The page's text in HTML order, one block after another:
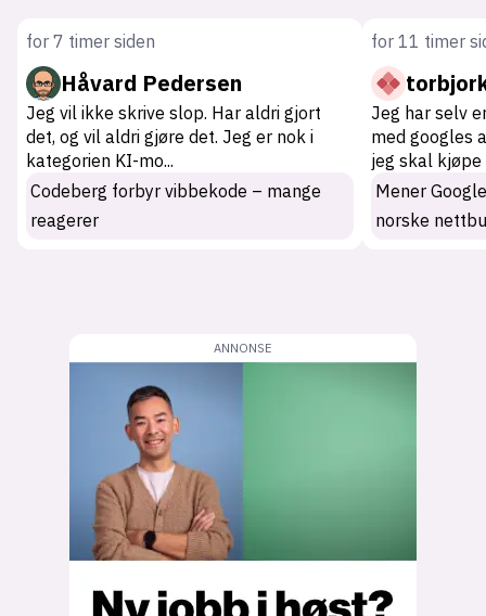
for 7 timer siden
Håvard Pedersen
Jeg vil ikke skrive slop. Har aldri gjort
det, og vil aldri gjøre det. Jeg er nok i
kategorien KI-mo...
Codeberg forbyr vibbekode – mange
reagerer
for 11 timer
Jeg har selv
med googles
jeg skal kjøpe
Mener
norske